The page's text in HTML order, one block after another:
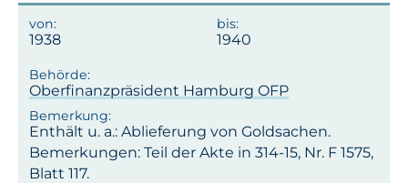
1938 1940
Oberfinanzpräsident Hamburg OFP
Enthält u. a.: Ablieferung von Goldsachen.
Bemerkungen: Teil der Akte in 314-15, Nr. F 1575,
Blatt 117.